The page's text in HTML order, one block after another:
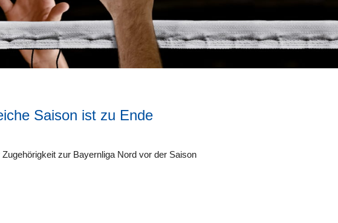
keine Beiträge.
Saison ist zu Ende
zur Bayernliga Nord vor der Saison